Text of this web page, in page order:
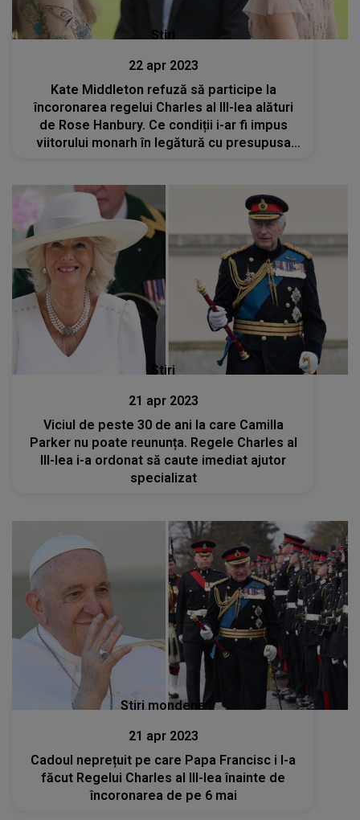
Stiri
22 apr 2023
Kate Middleton refuză să participe la
încoronarea regelui Charles al III-lea alături
de Rose Hanbury. Ce condiții i-ar fi impus
viitorului monarh în legătură cu presupusa
Stiri
21 apr 2023
Viciul de peste 30 de ani la care Camilla
Parker nu poate reununța. Regele Charles al
III-lea i-a ordonat să caute imediat ajutor
specializat
Stiri mondene
21 apr 2023
Cadoul neprețuit pe care Papa Francisc i l-a
făcut Regelui Charles al III-lea înainte de
încoronarea de pe 6 mai